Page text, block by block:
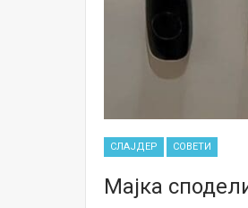
СЛАЈДЕР СОВЕТИ
Мајка